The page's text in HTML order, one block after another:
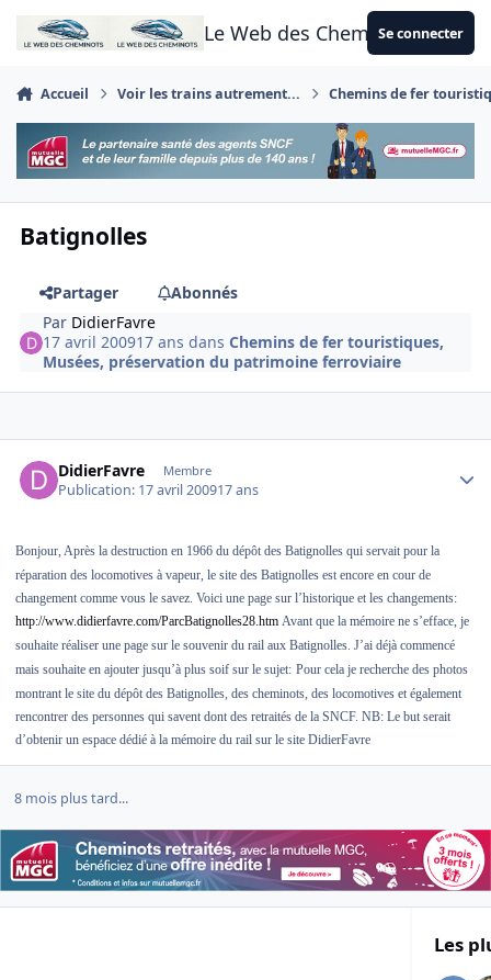
Aller au contenu
Le Web des CheminotsSe connecter
Accueil Voir les trains autrement... Chemins de fer
Batignolles
Partager
Abonnés
Par DidierFavre
17 avril 200917 ans dansChemins de fer touristiques,
Musées, préservation du patrimoine ferroviaire
DidierFavre Membre
Publication: 17 avril 200917 ans
Bonjour, Après la destruction en 1966 du dépôt des Batignolles qui servait pour la
réparation des locomotives à vapeur, le site des Batignolles est encore en cour de
changement comme vous le savez. Voici une page sur l’historique et les changements:
http://www.didierfavre.com/ParcBatignolles28.htm Avant que la mémoire ne s’efface, je
souhaite réaliser une page sur le souvenir du rail aux Batignolles. J’ai déjà commencé
mais souhaite en ajouter jusqu’à plus soif sur le sujet: Pour cela je recherche des photos
montrant le site du dépôt des Batignolles, des cheminots, des locomotives et également
rencontrer des personnes qui savent dont des retraités de la SNCF. NB: Le but serait
d’obtenir un espace dédié à la mémoire du rail sur le site DidierFavre
8 mois plus tard...
Les